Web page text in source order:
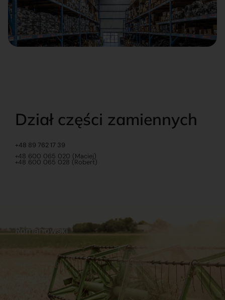
Dział części zamiennych
+48 89 762 17 39
+48 600 065 020 (Maciej)
+48 600 065 028 (Robert)
Romanowski
Sklep internetowy
Praca
Ubezpieczenia